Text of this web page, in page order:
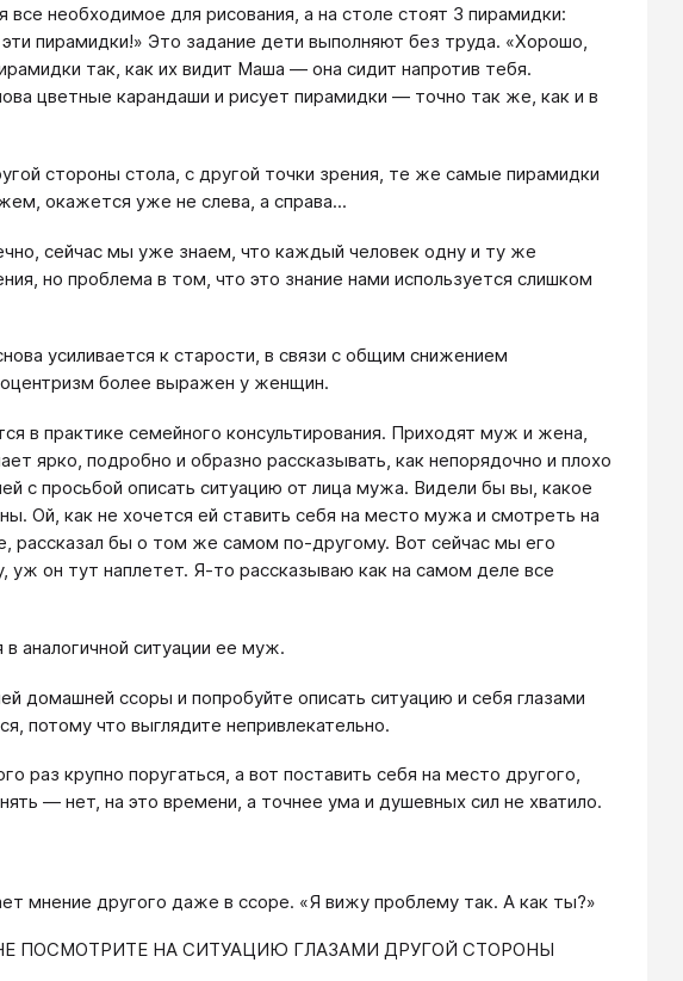
необходимое для рисования, а на столе стоят 3 пирамидки:
пирамидки!» Это задание дети выполняют без труда. «Хорошо,
так, как их видит Маша — она сидит напротив тебя.
цветные карандаши и рисует пирамидки — точно так же, как и в
стороны стола, с другой точки зрения, те же самые пирамидки
окажется уже не слева, а справа...
сейчас мы уже знаем, что каждый человек одну и ту же
но проблема в том, что это знание нами используется слишком
усиливается к старости, в связи с общим снижением
более выражен у женщин.
в практике семейного консультирования. Приходят муж и жена,
ярко, подробно и образно рассказывать, как непорядочно и плохо
с просьбой описать ситуацию от лица мужа. Видели бы вы, какое
Ой, как не хочется ей ставить себя на место мужа и смотреть на
рассказал бы о том же самом по-другому. Вот сейчас мы его
он тут наплетет. Я-то рассказываю как на самом деле все
аналогичной ситуации ее муж.
домашней ссоры и попробуйте описать ситуацию и себя глазами
потому что выглядите непривлекательно.
раз крупно поругаться, а вот поставить себя на место другого,
— нет, на это времени, а точнее ума и душевных сил не хватило.
мнение другого даже в ссоре. «Я вижу проблему так. А как ты?»
ПОСМОТРИТЕ НА СИТУАЦИЮ ГЛАЗАМИ ДРУГОЙ СТОРОНЫ